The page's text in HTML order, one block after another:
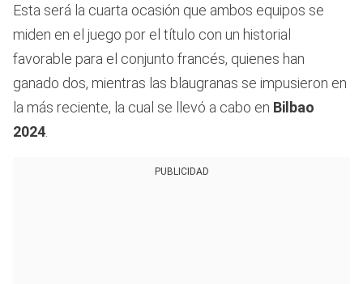
Esta será la cuarta ocasión que ambos equipos se
miden en el juego por el título con un historial
favorable para el conjunto francés, quienes han
ganado dos, mientras las blaugranas se impusieron en
la más reciente, la cual se llevó a cabo en Bilbao
2024
PUBLICIDAD